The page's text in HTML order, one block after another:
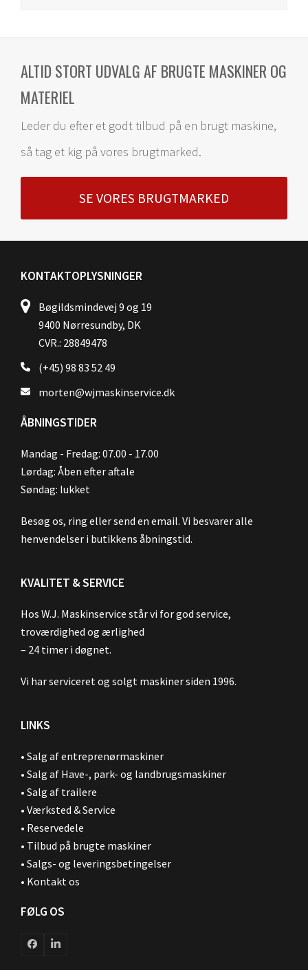
ALTID STORT UDVALG AF BRUGTE MASKINER OG
MATERIEL
Leder du efter et godt tilbud på en brugt maskine,
så tag et kig på vores brugtmarked.
SE VORES BRUGTMARKED
KONTAKTOPLYSNINGER
Bøgildsmindevej 9 og 19
9400 Nørresundby, DK
CVR.: 28849478
(+45) 98 83 52 49
morten@wjmaskinservice.dk
ÅBNINGSTIDER
Mandag - Fredag: 07.00 - 17.00
Lørdag: Åben efter aftale
Søndag: lukket
Besøg os, ring eller send en email. Vi besvarer alle
henvendelser i butikkens åbningstid.
KVALITET & SERVICE
Hos W.J. Maskinservice står vi for god service,
troværdighed og ærlighed
– 24 timer i døgnet.
Vi har serviceret og solgt maskiner siden 1996.
LINKS
• Salg af entreprenørmaskiner
• Salg af Have-, park- og landbrugsmaskiner
• Salg af trailere
• Værksted & Service
• Reservedele
• Tilbud på brugte maskiner
• Salgs- og leveringsbetingelser
• Kontakt os
FØLG OS
FacebookLinkedIn